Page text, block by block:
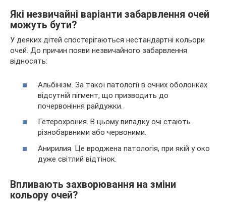
Які незвичайні варіанти забарвлення очей
можуть бути?
У деяких дітей спостерігаються нестандартні кольори
очей. До причин появи незвичайного забарвлення
відносять:
Альбінізм. За такої патології в очних оболонках
відсутній пігмент, що призводить до
почервоніння райдужки.
Гетерохрония. В цьому випадку очі стають
різнобарвними або червоними.
Анирилия. Це вроджена патологія, при якій у око
дуже світлий відтінок.
Впливають захворювання на зміни
кольору очей?